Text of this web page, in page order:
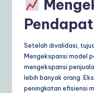
Setelah divalidasi,
Mengekspansi model
mengekspansi
lebih banyak orang.
peningkatan efisiensi